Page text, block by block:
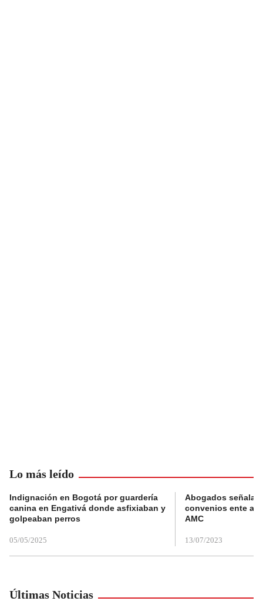
Lo más leído
Indignación en Bogotá por guardería
canina en Engativá donde asfixiaban y
golpeaban perros
05/05/2025
Abogados
convenios ente
AMC
13/07/2023
Últimas Noticias